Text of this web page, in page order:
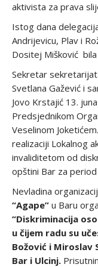
aktivista za prava
Istog dana
Andrijevicu, Plav i
Dositej Mišković
Sekretar
Svetlana Gažević i
Jovo Krstajić 13.
Predsjednikom
Veselinom
realizaciji Lokalnog
invaliditetom od
opštini Bar za
Nevladina
“Agape” u Baru
“Diskriminacija
u čijem radu su
Božović i Miroslav
Bar i Ulcinj.